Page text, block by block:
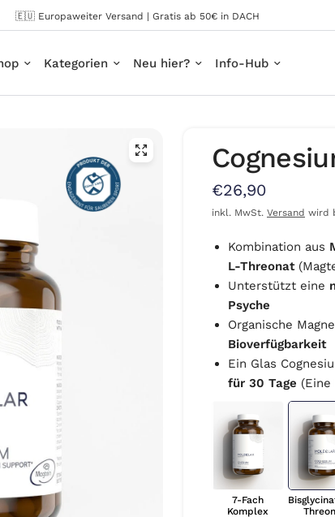
🇪🇺 Europaweiter Versand | Gratis ab 50€ in DACH
Kategorien Neu hier? Info-Hub
€26,90
inkl. MwSt. Versand wird
Kombination aus
L-Threonat
Unterstützt eine
Psyche
Organische
Bioverfügbarkeit
Ein Glas
für 30 Tage
7-Fach
Komplex